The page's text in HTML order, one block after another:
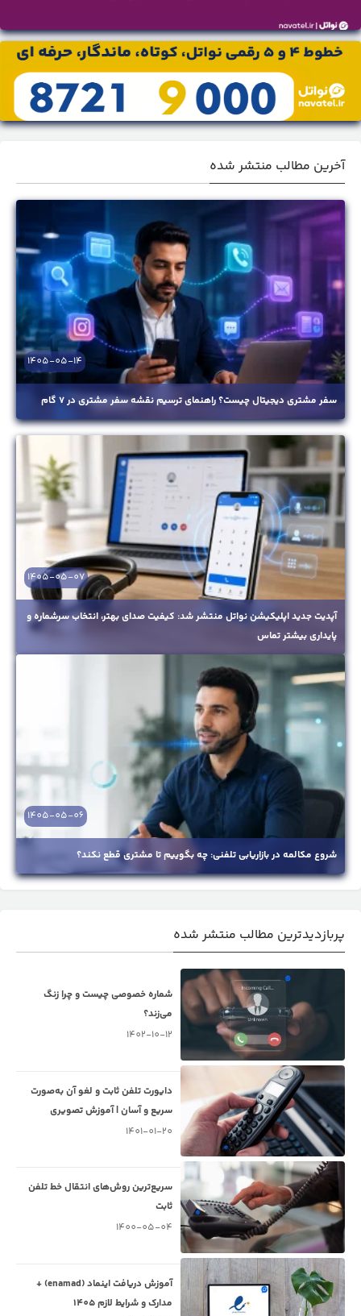
آخرین مطالب منتشر شده
سفر مشتری دیجیتال چیست؟ راهنمای ترسیم نقشه سفر مشتری در ۷ گام
1405-05-14
آپدیت جدید اپلیکیشن نواتل منتشر شد: کیفیت صدای بهتر، انتخاب سرشماره و
پایداری بیشتر تماس
1405-05-07
شروع مکالمه در بازاریابی تلفنی: چه بگوییم تا مشتری قطع نکند؟
1405-05-06
پربازدیدترین مطالب منتشر شده
شماره خصوصی چیست و چرا زنگ
می‌زند؟
1402-10-12
دایورت تلفن ثابت و لغو آن به‌صورت
سریع و آسان | آموزش تصویری
1401-01-20
سریع‌ترین روش‌های انتقال خط تلفن
ثابت
1400-05-04
آموزش دریافت اینماد (enamad) +
مدارک و شرایط لازم 1405